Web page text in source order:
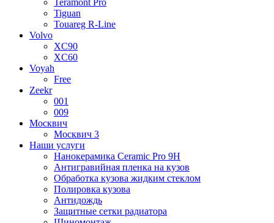
Tiguan
Touareg R-Line
Volvo
XC90
XC60
Voyah
Free
Zeekr
001
009
Москвич
Москвич 3
Наши услуги
Нанокерамика Ceramic Pro 9H
Антигравийная пленка на кузов
Обработка кузова жидким стеклом
Полировка кузова
Антидождь
Защитные сетки радиатора